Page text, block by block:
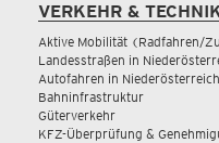
VERKEHR &
Aktive Mobilität (Radfahren/
Landesstraßen in
Autofahren in Niederösterreich
Bahninfrastruktur
Güterverkehr
KFZ-Überprüfung &